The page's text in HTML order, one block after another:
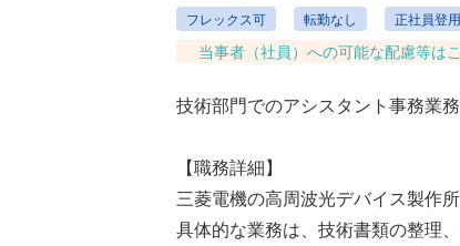
フレックス可
転勤なし 正社員登
当事者（社員）への可能な配慮等は
技術部門でのアシスタント事務業務
【職務詳細】
三菱電機の高周波光デバイス製作
具体的な業務は、技術書類の整理